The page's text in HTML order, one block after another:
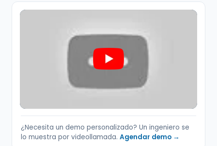
¿Necesita un demo personalizado? Un ingeniero se
lo muestra por videollamada. Agendar demo →